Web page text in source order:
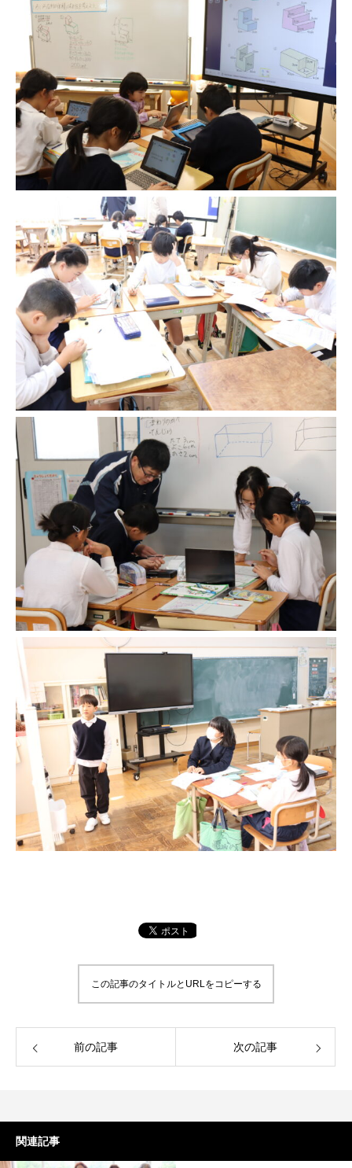
この記事のタイトルとURLをコピーする
前の記事 次の記事
関連記事